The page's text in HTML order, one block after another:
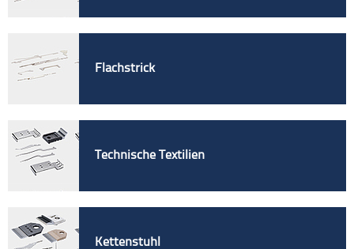
Flachstrick
Technische Textilien
Kettenstuhl